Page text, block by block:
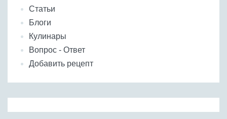
Статьи
Блоги
Кулинары
Вопрос - Ответ
Добавить рецепт